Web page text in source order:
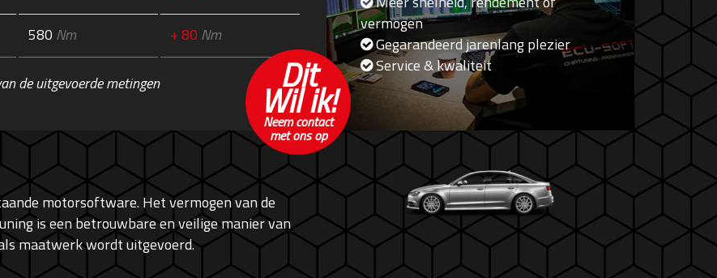
580 Nm + 80 Nm
de uitgevoerde metingen Dit
Wil ik!
Neem contact
met ons op
vermogen
Gegarandeerd jarenlang plezier
Service & kwaliteit
motorsoftware. Het vermogen van de
is een betrouwbare en veilige manier van
maatwerk wordt uitgevoerd.